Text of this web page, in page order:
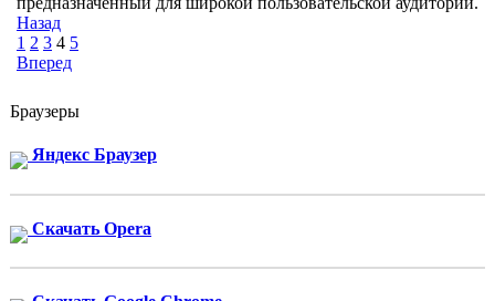
Назад
1 2 3 4 5
Вперед
Браузеры
Яндекс Браузер
Скачать Opera